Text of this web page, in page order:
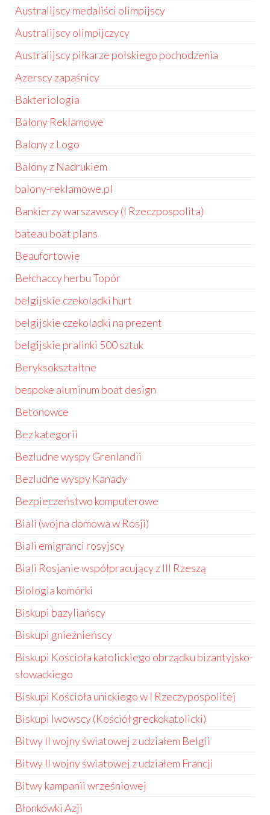
Australijscy medaliści olimpijscy
Australijscy olimpijczycy
Australijscy piłkarze polskiego pochodzenia
Azerscy zapaśnicy
Bakteriologia
Balony Reklamowe
Balony z Logo
Balony z Nadrukiem
balony-reklamowe.pl
Bankierzy warszawscy (I Rzeczpospolita)
bateau boat plans
Beaufortowie
Bełchaccy herbu Topór
belgijskie czekoladki hurt
belgijskie czekoladki na prezent
belgijskie pralinki 500 sztuk
Beryksokształtne
bespoke aluminum boat design
Betonowce
Bez kategorii
Bezludne wyspy Grenlandii
Bezludne wyspy Kanady
Bezpieczeństwo komputerowe
Biali (wojna domowa w Rosji)
Biali emigranci rosyjscy
Biali Rosjanie współpracujący z III Rzeszą
Biologia komórki
Biskupi bazyliańscy
Biskupi gnieźnieńscy
Biskupi Kościoła katolickiego obrządku bizantyjsko-
słowackiego
Biskupi Kościoła unickiego w I Rzeczypospolitej
Biskupi lwowscy (Kościół greckokatolicki)
Bitwy II wojny światowej z udziałem Belgii
Bitwy II wojny światowej z udziałem Francji
Bitwy kampanii wrześniowej
Błonkówki Azji